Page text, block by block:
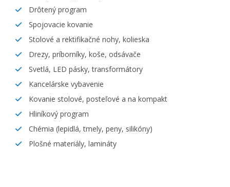
Drôtený program
Spojovacie kovanie
Stolové a rektifikačné nohy, kolieska
Drezy, príborníky, koše, odsávače
Svetlá, LED pásky, transformátory
Kancelárske vybavenie
Kovanie stolové, posteľové a na kompakt
Hliníkový program
Chémia (lepidlá, tmely, peny, silikóny)
Plošné materiály, lamináty